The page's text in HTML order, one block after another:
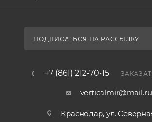
ПОДПИСАТЬСЯ НА РАССЫЛКУ
+7 (861) 212-70-15
verticalmir@mail.ru
Краснодар, ул.